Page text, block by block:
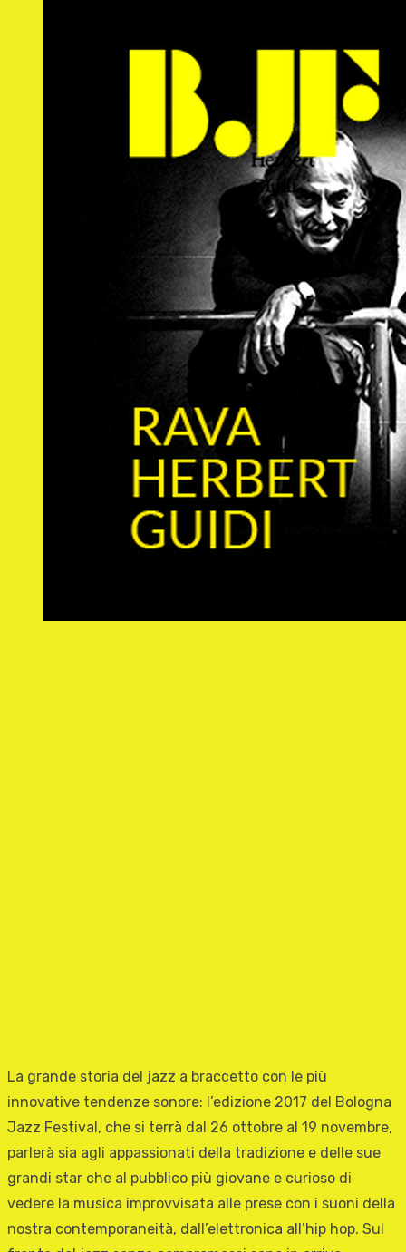
La grande storia del jazz a braccetto con le più
innovative tendenze sonore: l’edizione 2017 del Bologna
Jazz Festival, che si terrà dal 26 ottobre al 19 novembre,
parlerà sia agli appassionati della tradizione e delle sue
grandi star che al pubblico più giovane e curioso di
vedere la musica improvvisata alle prese con i suoni della
nostra contemporaneità, dall’elettronica all’hip hop. Sul